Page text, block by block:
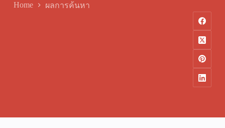
Home ผลการค้นหา